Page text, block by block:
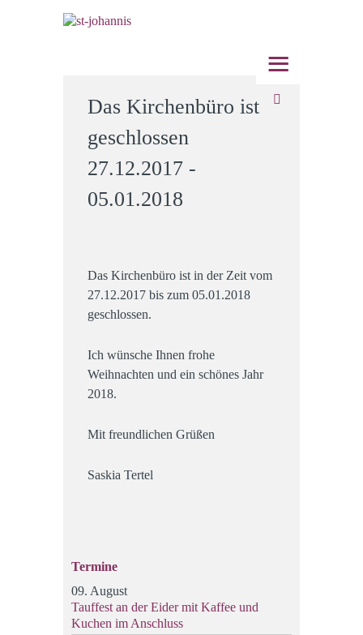
≡
Das Kirchenbüro ist
geschlossen
27.12.2017 -
05.01.2018
Das Kirchenbüro ist in der Zeit vom
27.12.2017 bis zum 05.01.2018
geschlossen.
Ich wünsche Ihnen frohe
Weihnachten und ein schönes Jahr
2018.
Mit freundlichen Grüßen
Saskia Tertel
Termine
09. August
Tauffest an der Eider mit Kaffee und
Kuchen im Anschluss